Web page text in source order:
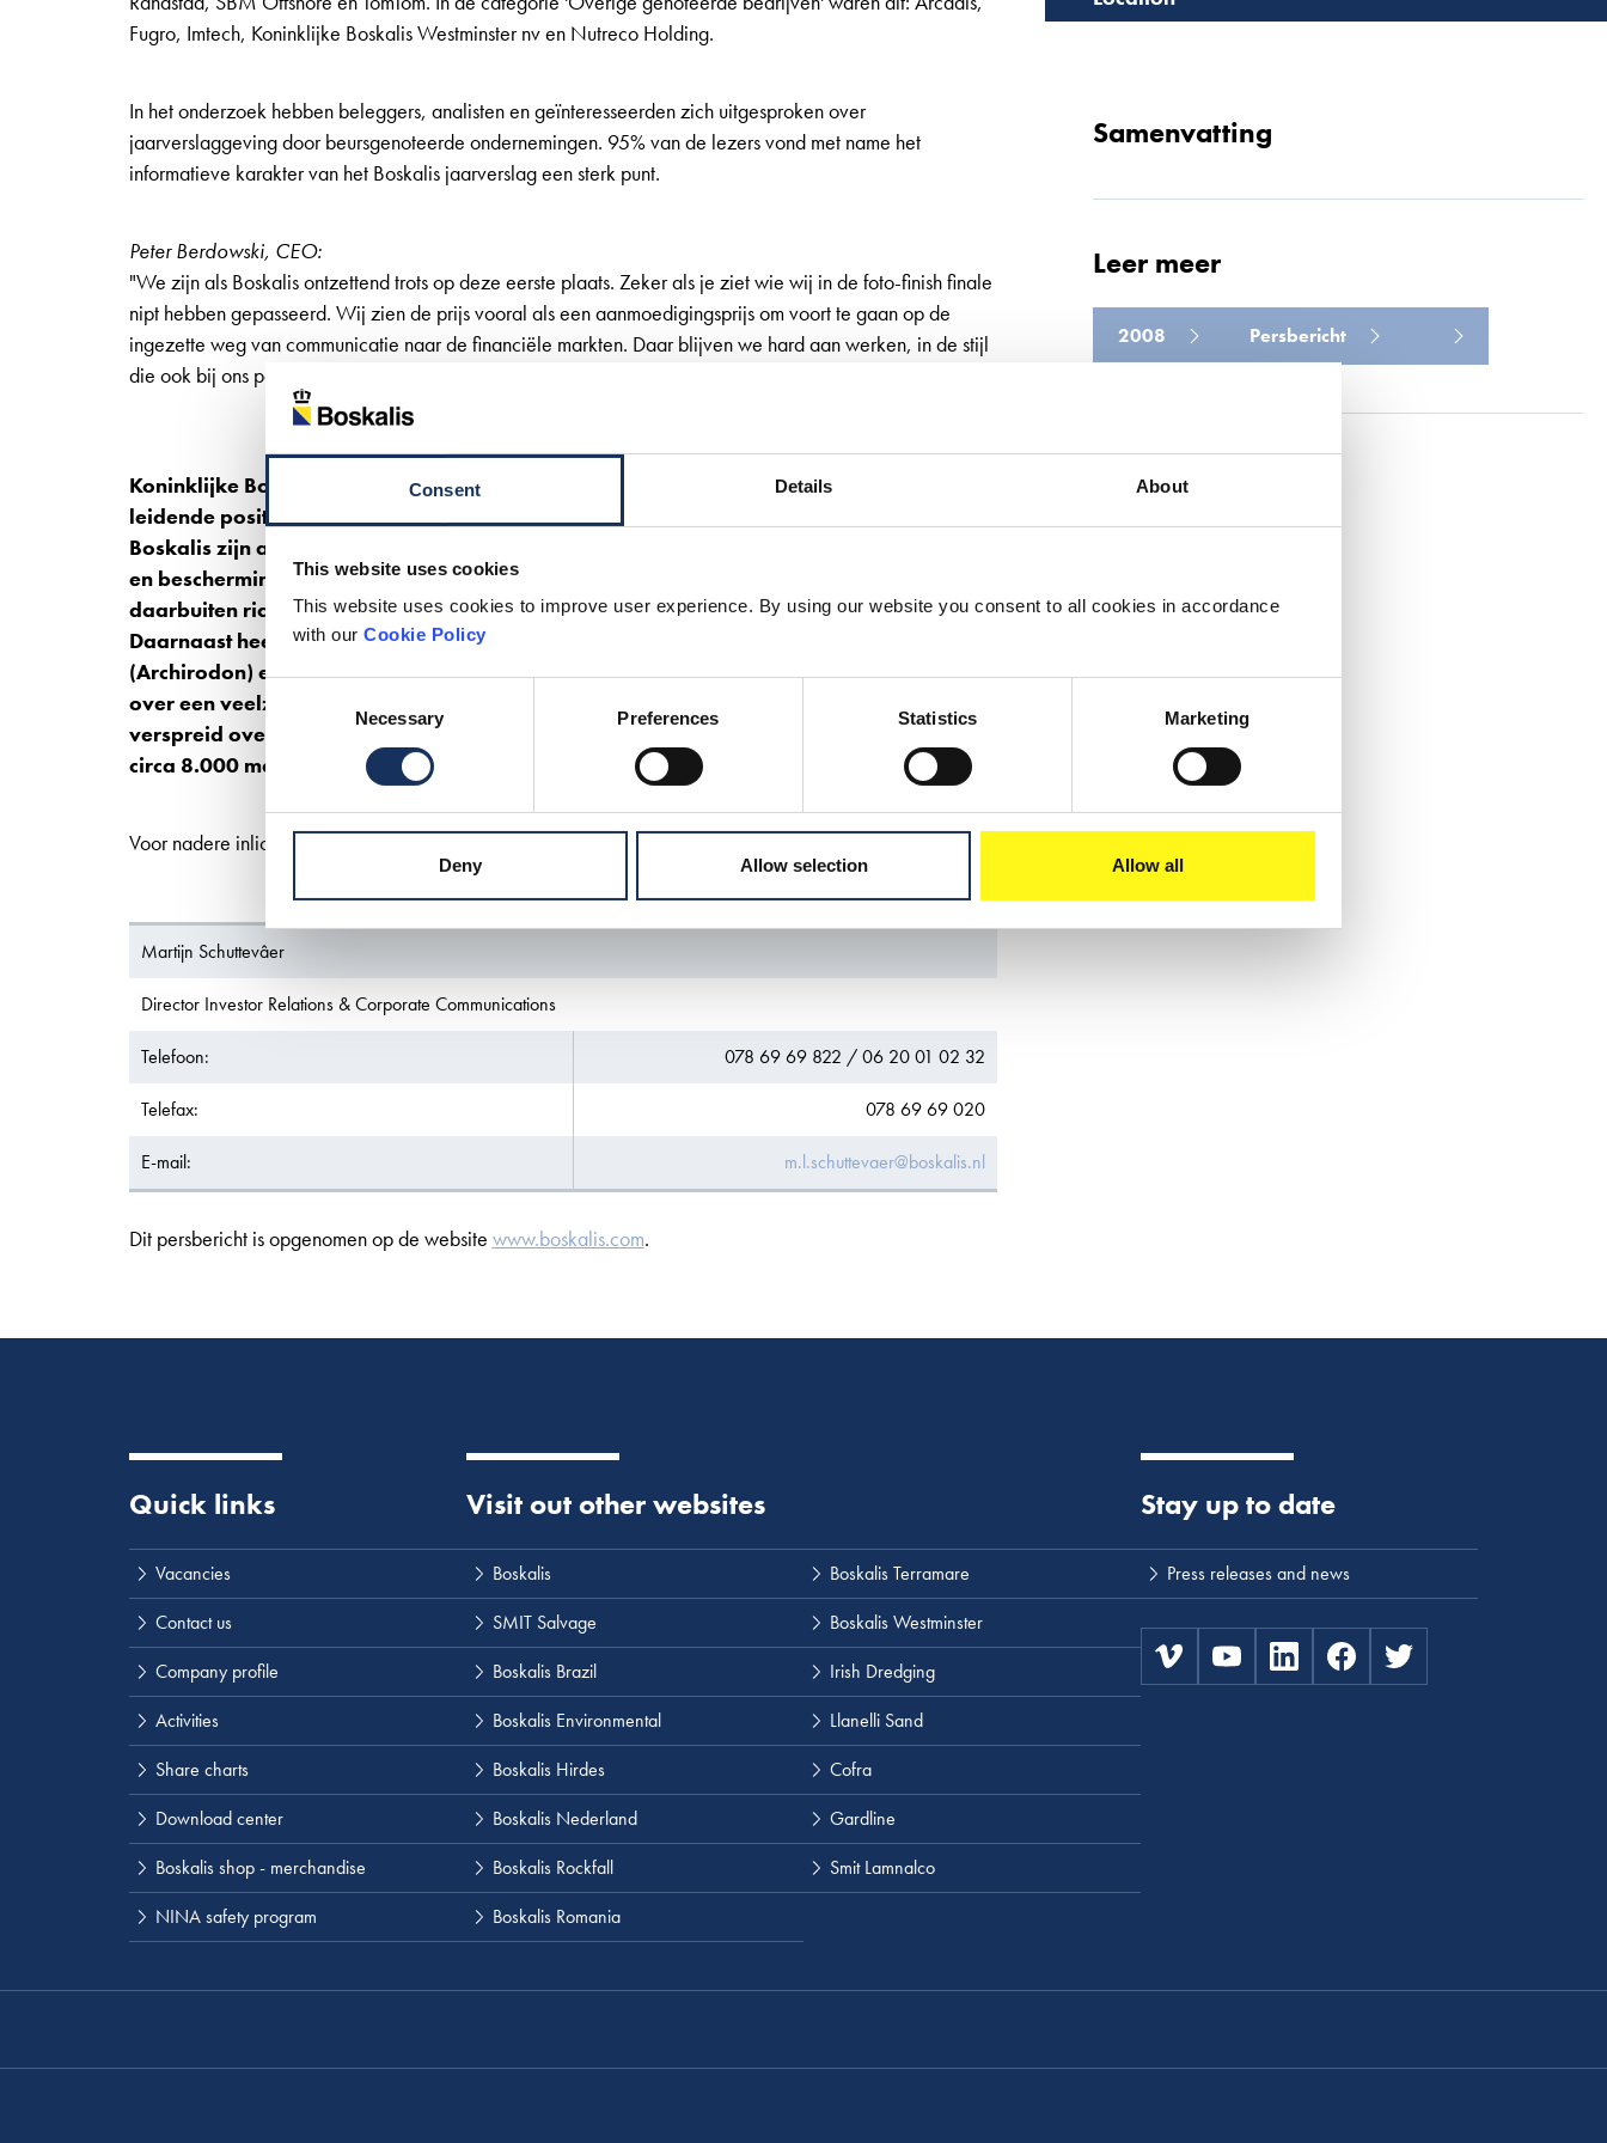
Consent Details About
This website uses cookies
This website uses cookies to improve user experience. By using our website you consent to all cookies in accordance
with our Cookie Policy
Necessary Preferences Statistics Marketing
Deny Allow selection Allow all
Fugro, Imtech, Koninklijke Boskalis Westminster nv en Nutreco Holding.
In het onderzoek hebben beleggers, analisten en geïnteresseerden zich uitgesproken over
jaarverslaggeving door beursgenoteerde ondernemingen. 95% van de lezers vond met name het
informatieve karakter van het Boskalis jaarverslag een sterk punt.
Peter Berdowski, CEO:
"We zijn als Boskalis ontzettend trots op deze eerste plaats. Zeker als je ziet wie wij in de foto-finish finale
nipt hebben gepasseerd. Wij zien de prijs vooral als een aanmoedigingsprijs om voort te gaan op de
ingezette weg van communicatie naar de financiële markten. Daar blijven we hard aan werken, in de stijl
die ook bij ons past: open, concreet en, bovenal, betrouwbaar. "
Koninklijke Boskalis Westminster nv is een internationaal opererend concern met een
leidende positie op de wereldmarkt van baggerdiensten. De kernactiviteiten van
Boskalis zijn aanleg en onderhoud van havens en vaarwegen, creatie van land in water
en bescherming van kusten en oevers. Met belangrijke thuismarktposities in Europa en
daarbuiten richt de onderneming zich op alle in de baggersector voorkomende diensten.
Daarnaast heeft zij posities in strategische partnerships in het Midden-Oosten
(Archirodon) en in offshore dienstverlening (Lamnalco). Boskalis heeft de beschikking
over een veelzijdige vloot van meer dan 300 units en is actief in circa 50 landen,
verspreid over vijf continenten. Boskalis heeft (inclusief zijn aandeel in partnerships)
circa 8.000 medewerkers in dienst.
Voor nadere inlichtingen:
Martijn Schuttevâer
Director Investor Relations & Corporate Communications
Telefoon: 078 69 69 822 / 06 20 01 02 32
Telefax: 078 69 69 020
E-mail: m.l.schuttevaer@boskalis.nl
Dit persbericht is opgenomen op de website www.boskalis.com.
Lees meer
Samenvatting
Leer meer
2008 Persbericht
Deel dit
Quick links
Vacancies
Contact us
Company profile
Activities
Share charts
Download center
Boskalis shop - merchandise
NINA safety program
Visit out other websites
Boskalis
SMIT Salvage
Boskalis Brazil
Boskalis Environmental
Boskalis Hirdes
Boskalis Nederland
Boskalis Rockfall
Boskalis Romania
Boskalis Terramare
Boskalis Westminster
Irish Dredging
Llanelli Sand
Cofra
Gardline
Smit Lamnalco
Stay up to date
Press releases and news